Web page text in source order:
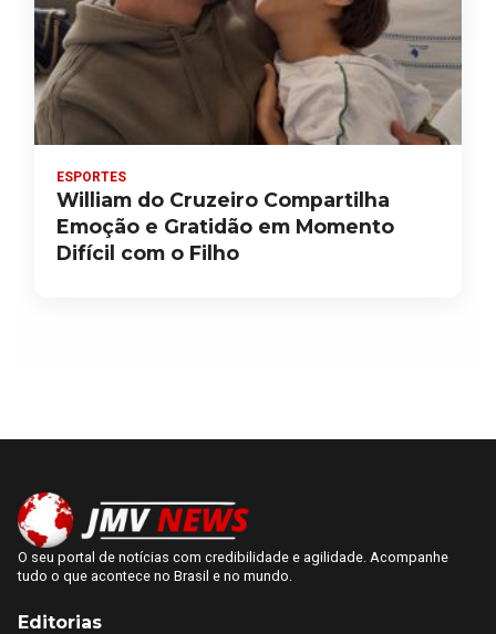
ESPORTES
William do Cruzeiro Compartilha
Emoção e Gratidão em Momento
Difícil com o Filho
O seu portal de notícias com credibilidade e agilidade. Acompanhe
tudo o que acontece no Brasil e no mundo.
Editorias